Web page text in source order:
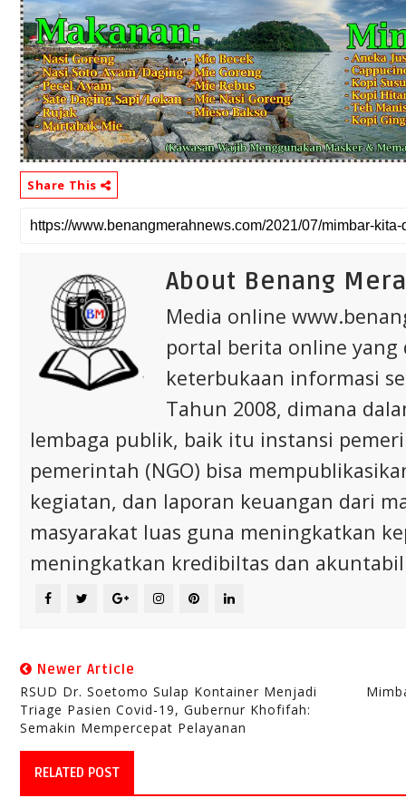
Share This
About Benang
Media online
portal berita online
keterbukaan informasi
Tahun 2008, dimana
lembaga publik, baik itu instansi
pemerintah (NGO) bisa
kegiatan, dan laporan keuangan dari
masyarakat luas guna meningkatkan
meningkatkan kredibiltas dan
Newer Article
RSUD Dr. Soetomo Sulap Kontainer Menjadi
Triage Pasien Covid-19, Gubernur Khofifah:
Semakin Mempercepat Pelayanan
RELATED POST